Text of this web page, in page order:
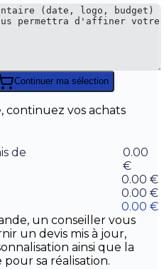
Continuer ma sélection
continuez vos achats
de
0.00
€
0.00 €
0.00 €
0.00 €
un conseiller vous
un devis mis à jour,
ainsi que la
sa réalisation.